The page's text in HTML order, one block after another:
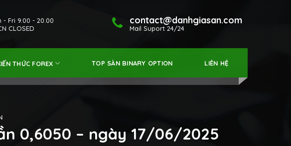
contact@danhgiasan.com
Mail Suport 24/24
- Fri 9.00 - 20.00
CLOSED
THỨC FOREX TOP SÀN BINARY OPTION LIÊN HỆ
0,6050 – ngày 17/06/2025